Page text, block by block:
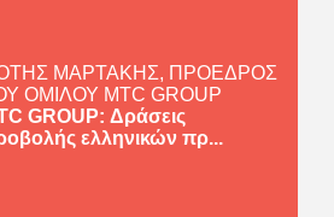
ΜΑΡΤΑΚΗΣ, ΠΡΟΕΔΡΟΣ
ΟΜΙΛΟΥ MTC GROUP
GROUP: Δράσεις
ελληνικών πρ...